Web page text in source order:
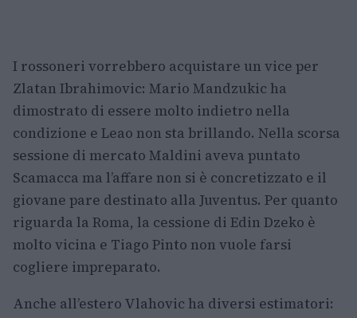
I rossoneri vorrebbero acquistare un vice per
Zlatan Ibrahimovic: Mario Mandzukic ha
dimostrato di essere molto indietro nella
condizione e Leao non sta brillando. Nella scorsa
sessione di mercato Maldini aveva puntato
Scamacca ma l’affare non si è concretizzato e il
giovane pare destinato alla Juventus. Per quanto
riguarda la Roma, la cessione di Edin Dzeko è
molto vicina e Tiago Pinto non vuole farsi
cogliere impreparato.
Anche all’estero Vlahovic ha diversi estimatori: